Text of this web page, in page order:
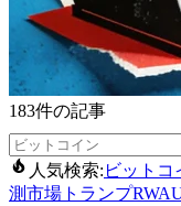
183件の記事
人気検索: ビットコ
測市場 トランプRWA